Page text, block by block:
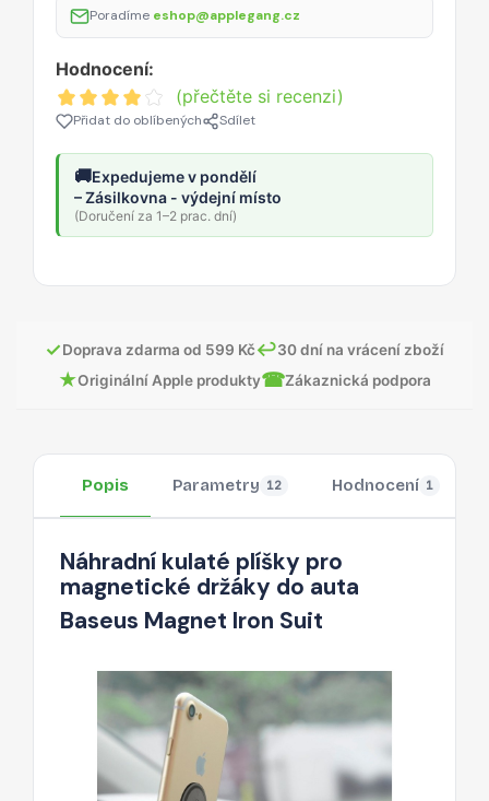
Poradíme eshop@applegang.cz
Hodnocení:
(přečtěte si recenzi)
Přidat do oblíbených Sdílet
🚚Expedujeme v pondělí
– Zásilkovna - výdejní místo
(Doručení za 1–2 prac. dní)
✓Doprava zdarma od 599 Kč↩30 dní na vrácení zboží
★Originální Apple produkty☎Zákaznická podpora
Popis Parametry 12 Hodnocení 1
Náhradní kulaté plíšky pro
magnetické držáky do auta
Baseus Magnet Iron Suit